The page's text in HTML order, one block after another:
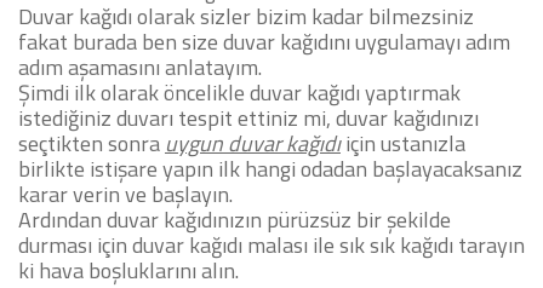
Duvar kağıdı olarak sizler bizim kadar bilmezsiniz
fakat burada ben size duvar kağıdını uygulamayı adım
adım aşamasını anlatayım.
Şimdi ilk olarak öncelikle duvar kağıdı yaptırmak
istediğiniz duvarı tespit ettiniz mi, duvar kağıdınızı
seçtikten sonra uygun duvar kağıdıiçin ustanızla
birlikte istişare yapın ilk hangi odadan başlayacaksanız
karar verin ve başlayın.
Ardından duvar kağıdınızın pürüzsüz bir şekilde
durması için duvar kağıdı malası ile sık sık kağıdı tarayın
ki hava boşluklarını alın.